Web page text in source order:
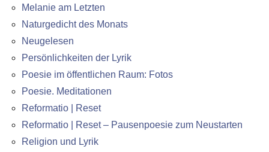
Melanie am Letzten
Naturgedicht des Monats
Neugelesen
Persönlichkeiten der Lyrik
Poesie im öffentlichen Raum: Fotos
Poesie. Meditationen
Reformatio | Reset
Reformatio | Reset – Pausenpoesie zum Neustarten
Religion und Lyrik